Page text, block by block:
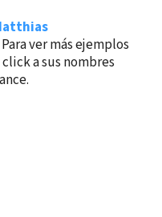
Para ver más ejemplos
a sus nombres